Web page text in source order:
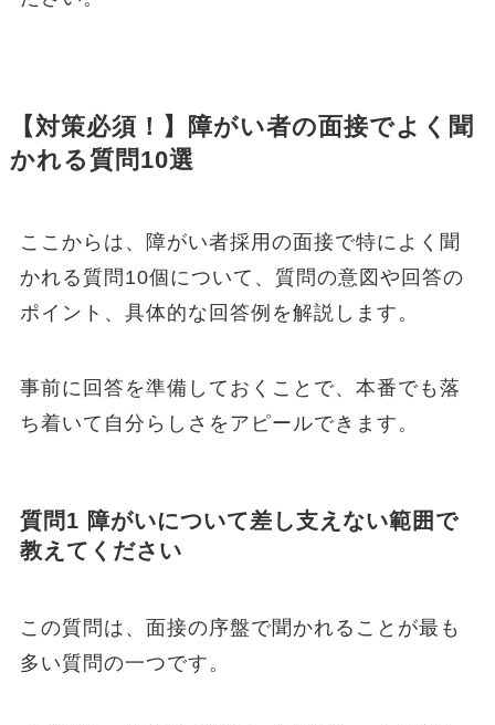
【対策必須！】障がい者の面接でよく聞
かれる質問10選
ここからは、障がい者採用の面接で特によく聞
かれる質問10個について、質問の意図や回答の
ポイント、具体的な回答例を解説します。
事前に回答を準備しておくことで、本番でも落
ち着いて自分らしさをアピールできます。
質問1 障がいについて差し支えない範囲で
教えてください
この質問は、面接の序盤で聞かれることが最も
多い質問の一つです。